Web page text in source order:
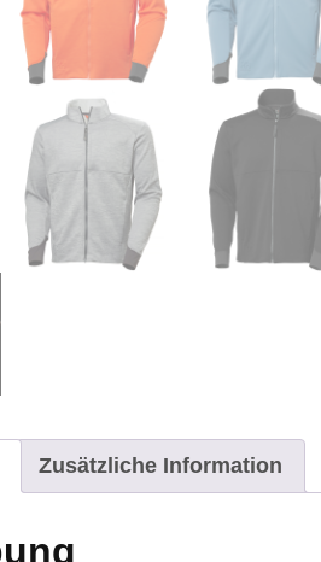
Zusätzliche Information